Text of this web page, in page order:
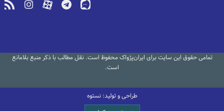
تمامی حقوق این سایت برای ایران‌پژواک محفوظ است. نقل مطالب با ذکر منبع بلامانع
است.
طراحی و تولید: نستوه